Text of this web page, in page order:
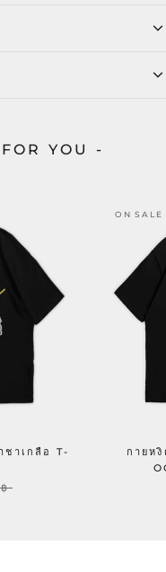
YOU -
ชาเกลือ T-
ON SALE
กายห